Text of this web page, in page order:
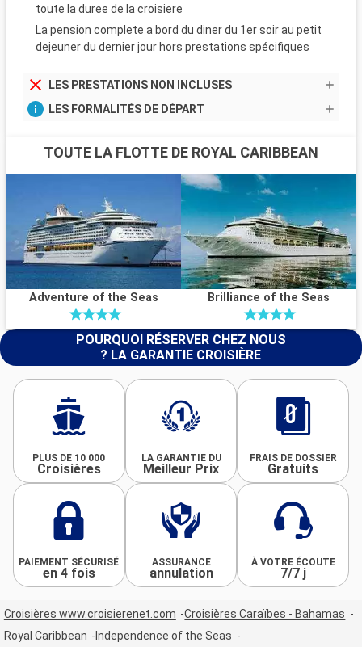
toute la duree de la croisiere
La pension complete a bord du diner du 1er soir au petit
dejeuner du dernier jour hors prestations spécifiques
LES PRESTATIONS NON INCLUSES
LES FORMALITÉS DE DÉPART
TOUTE LA FLOTTE DE ROYAL CARIBBEAN
Adventure of the Seas Brilliance of the Seas
POURQUOI RÉSERVER CHEZ NOUS
? LA GARANTIE CROISIÈRE
PLUS DE 10 000
Croisières
LA GARANTIE DU
Meilleur Prix
FRAIS DE DOSSIER
Gratuits
PAIEMENT SÉCURISÉ
en 4 fois
ASSURANCE
annulation
À VOTRE ÉCOUTE
7/7 j
Croisières www.croisierenet.com
Croisières Caraïbes - Bahamas
Royal Caribbean
Independence of the Seas